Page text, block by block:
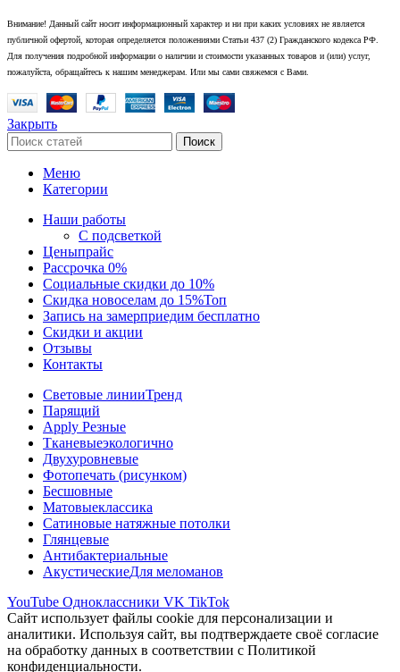
Внимание! Данный сайт носит информационный характер и ни при каких условиях не является
публичной офертой, которая определяется положениями Статьи 437 (2) Гражданского кодекса РФ.
Для получения подробной информации о наличии и стоимости указанных товаров и (или) услуг,
пожалуйста, обращайтесь к нашим менеджерам. Или мы сами свяжемся с Вами.
Закрыть
Поиск
Меню
Категории
Наши работы
С подсветкой
Ценыпрайс
Рассрочка 0%
Социальные скидки до 10%
Скидка новоселам до 15%Топ
Запись на замерприедим бесплатно
Скидки и акции
Отзывы
Контакты
Световые линииТренд
Парящий
Apply Резные
Тканевыеэкологично
Двухуровневые
Фотопечать (рисунком)
Бесшовные
Матовыеклассика
Сатиновые натяжные потолки
Глянцевые
Антибактериальные
АкустическиеДля меломанов
YouTube Одноклассники VK TikTok
Сайт использует файлы cookie для персонализации и
аналитики. Используя сайт, вы подтверждаете своё согласие
на обработку данных в соответствии с Политикой
конфиденциальности.